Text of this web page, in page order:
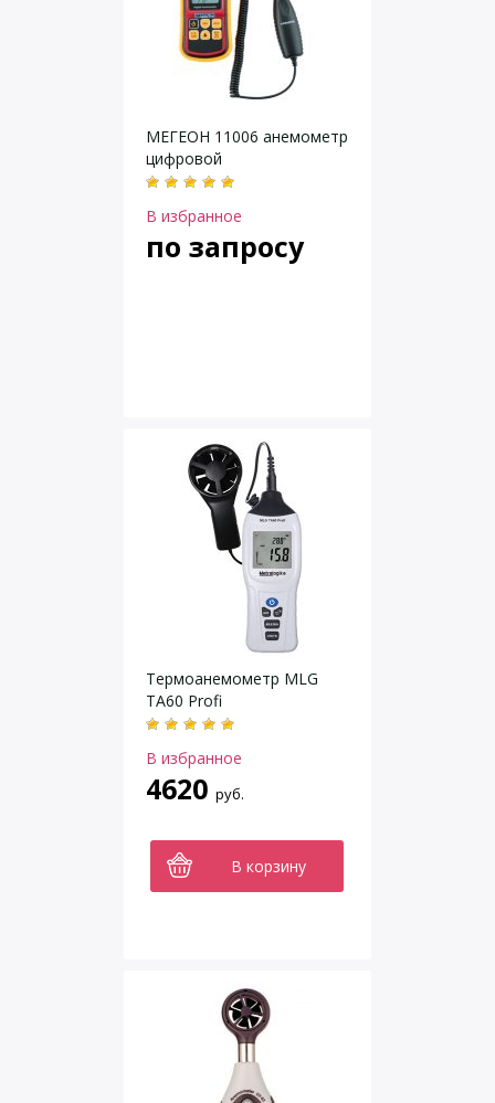
МЕГЕОН 11006 анемометр
цифровой
В избранное
по запросу
Термоанемометр MLG
TA60 Profi
В избранное
4620 руб.
В корзину